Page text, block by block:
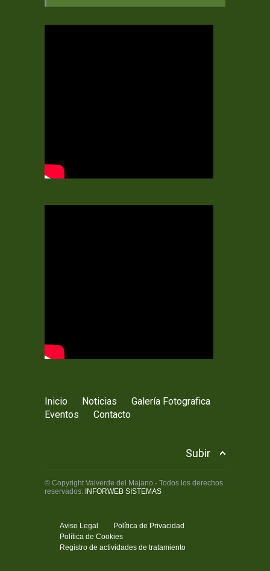
Inicio Noticias
Galería Fotografica
Eventos
Contacto
Subir
© Copyright Valverde del Majano - Todos los derechos
reservados. INFORWEB SISTEMAS
Aviso Legal
Política de Privacidad
Política de Cookies
Registro de actividades de tratamiento